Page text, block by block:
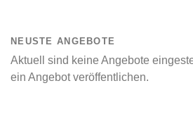
NEUSTE ANGEBOTE
Aktuell sind keine Angebote
ein Angebot veröffentlichen.